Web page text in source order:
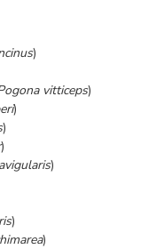
)
vitticeps)
)
)
)
)
)
)